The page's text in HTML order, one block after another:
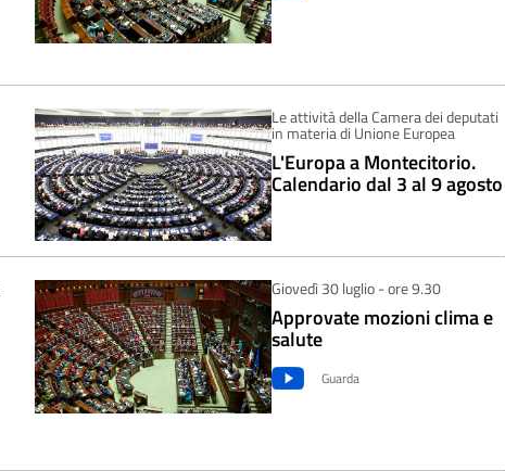
Le attività della Camera dei deputati
in materia di Unione Europea
L'Europa a Montecitorio.
Calendario dal 3 al 9 agosto
Giovedì 30 luglio - ore 9.30
Approvate mozioni clima e
salute
Guarda